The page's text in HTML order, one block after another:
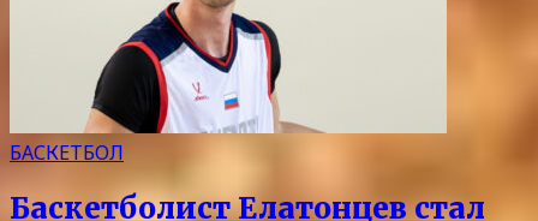
БАСКЕТБОЛ
Баскетболист Елатонцев стал